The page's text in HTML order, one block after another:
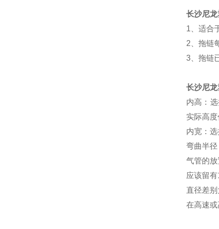
长沙尼
1、适合
2、拖链
3、拖链
长沙尼
内高：
实际高
内宽：
弯曲半
气管的
应该留
直径差
在高速